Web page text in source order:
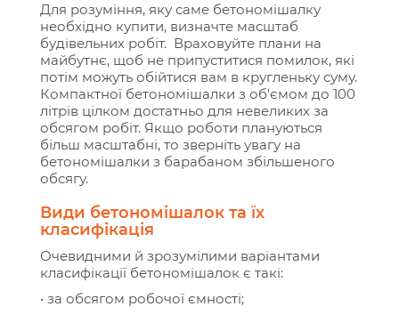
Для розуміння, яку саме бетономішалку
необхідно купити, визначте масштаб
будівельних робіт. Враховуйте плани на
майбутнє, щоб не припуститися помилок, які
потім можуть обійтися вам в кругленьку суму.
Компактної бетономішалки з об'ємом до 100
літрів цілком достатньо для невеликих за
обсягом робіт. Якщо роботи плануються
більш масштабні, то зверніть увагу на
бетономішалки з барабаном збільшеного
обсягу.
Види бетономішалок та їх
класифікація
Очевидними й зрозумілими варіантами
класифікації бетономішалок є такі:
• за обсягом робочої ємності;